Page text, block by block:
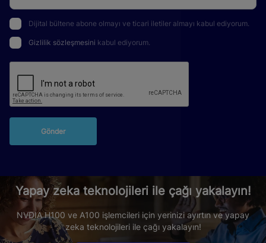
Dijital bültene abone olmayı ve ticari iletiler almayı kabul ediyorum.
Gizlilik sözleşmesini kabul ediyorum.
Gönder
Yapay zeka teknolojileri ile çağı yakalayın!
NVDIA H100 ve A100 işlemcileri için yerinizi ayırtın ve yapay
zeka teknolojileri ile çağı yakalayın!